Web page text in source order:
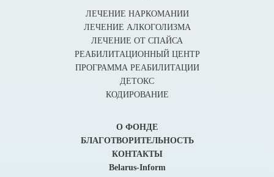
ЛЕЧЕНИЕ НАРКОМАНИИ
ЛЕЧЕНИЕ АЛКОГОЛИЗМА
ЛЕЧЕНИЕ ОТ СПАЙСА
РЕАБИЛИТАЦИОННЫЙ ЦЕНТР
ПРОГРАММА РЕАБИЛИТАЦИИ
ДЕТОКС
КОДИРОВАНИЕ
О ФОНДЕ
БЛАГОТВОРИТЕЛЬНОСТЬ
КОНТАКТЫ
Belarus-Inform